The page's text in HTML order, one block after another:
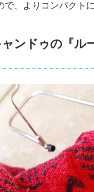
、よりコンパクト
ンドゥの『ル